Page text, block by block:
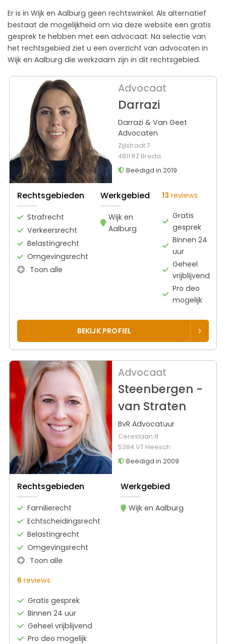
Er is in Wijk en Aalburg geen rechtswinkel. Als alternatief
bestaat de mogelijkheid om via deze website een gratis
gesprek te hebben met een advocaat. Na selectie van
het rechtsgebied ziet u een overzicht van advocaten in
Wijk en Aalburg die werkzaam zijn in dit rechtsgebied.
Advocaat
Darrazi
Darrazi & Van Geet
Advocaten
Zijlstraat 7
4811 RZ Breda
Beëdigd in 2019
Rechtsgebieden
Strafrecht
Verkeersrecht
Belastingrecht
Omgevingsrecht
Toon alle
Werkgebied
Wijk en
Aalburg
13 reviews
Gratis
gesprek
Binnen 24
uur
Geheel
vrijblijvend
Pro deo
mogelijk
BEKIJK PROFIEL
Advocaat
Steenbergen -
van Straten
BvR Advocatuur
Cereslaan 8
5384 VT Heesch
Beëdigd in 2009
Rechtsgebieden
Familierecht
Echtscheidingsrecht
Belastingrecht
Omgevingsrecht
Toon alle
Werkgebied
Wijk en Aalburg
6 reviews
Gratis gesprek
Binnen 24 uur
Geheel vrijblijvend
Pro deo mogelijk